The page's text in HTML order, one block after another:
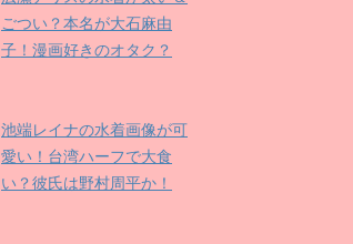
ごつい？本名が大石麻由
子！漫画好きのオタク？
池端レイナの水着画像が可
愛い！台湾ハーフで大食
い？彼氏は野村周平か！